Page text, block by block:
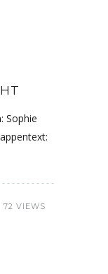
Sophie
72 VIEWS